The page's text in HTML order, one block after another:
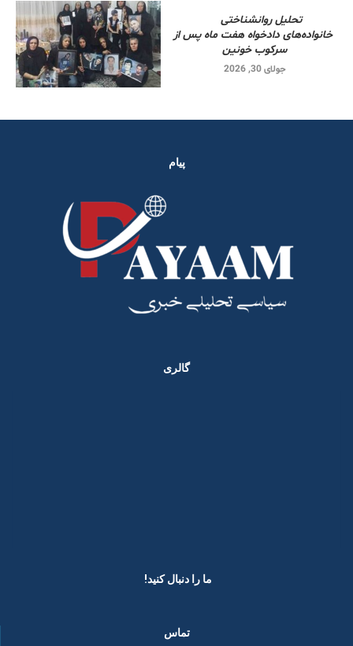
تحلیل روانشناختی
خانواده‌های دادخواه هفت ماه پس از
سرکوب خونین
جولای 30, 2026
پیام
گالری
ما را دنبال کنید! ​
تماس